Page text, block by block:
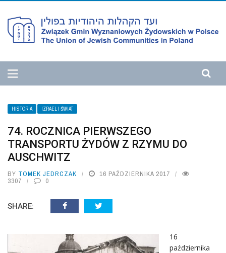
HISTORIA IZRAEL I ŚWIAT
74. ROCZNICA PIERWSZEGO
TRANSPORTU ŻYDÓW Z RZYMU DO
AUSCHWITZ
BY TOMEK JEDRCZAK
16 PAŹDZIERNIKA 2017
3307
0
SHARE:
16
października